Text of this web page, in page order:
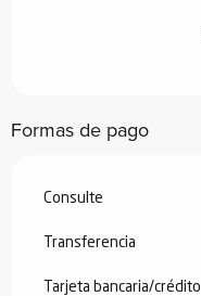
Formas de pago
Consulte
Transferencia
Tarjeta bancaria/crédito